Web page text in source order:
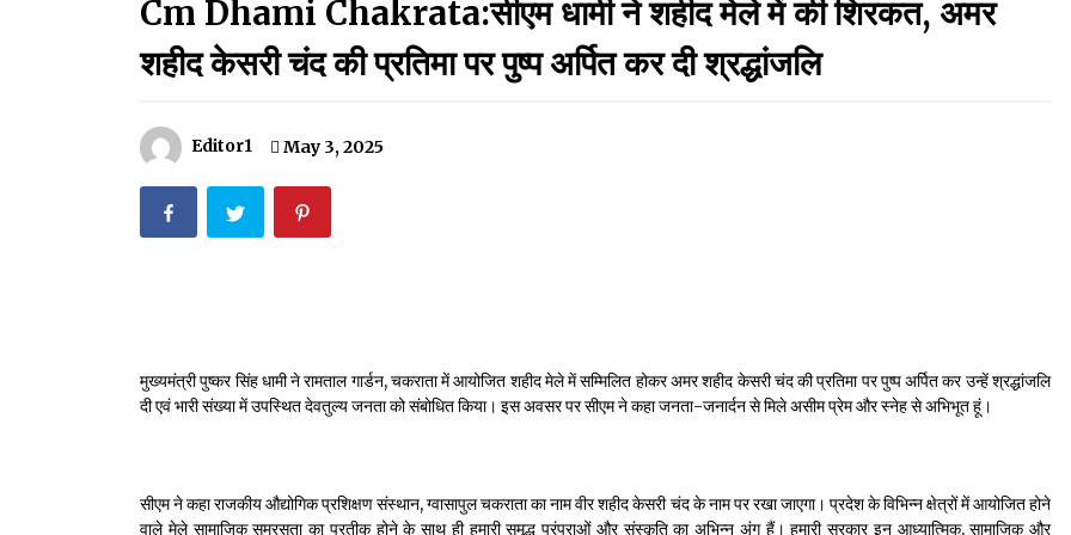
मदरसों का नाम अब्दुल कलाम के नाम पर रखने की घोषणा
December 18, 2023
September 7, 2023
May 14, 2022
Cm Dhami Chakrata:सीएम धामी ने शहीद मेले में की शिरकत, अमर
शहीद केसरी चंद की प्रतिमा पर पुष्प अर्पित कर दी श्रद्धांजलि
Editor1 May 3, 2025
मुख्यमंत्री पुष्कर सिंह धामी ने रामताल गार्डन, चकराता में आयोजित शहीद मेले में सम्मिलित होकर अमर शहीद केसरी चंद की प्रतिमा पर पुष्प अर्पित कर उन्हें श्रद्धांजलि
दी एवं भारी संख्या में उपस्थित देवतुल्य जनता को संबोधित किया। इस अवसर पर सीएम ने कहा जनता-जनार्दन से मिले असीम प्रेम और स्नेह से अभिभूत हूं।
सीएम ने कहा राजकीय औद्योगिक प्रशिक्षण संस्थान, ग्वासापुल चकराता का नाम वीर शहीद केसरी चंद के नाम पर रखा जाएगा। प्रदेश के विभिन्न क्षेत्रों में आयोजित होने
वाले मेले सामाजिक समरसता का प्रतीक होने के साथ ही हमारी समृद्ध परंपराओं और संस्कृति का अभिन्न अंग हैं। हमारी सरकार इन आध्यात्मिक, सामाजिक और